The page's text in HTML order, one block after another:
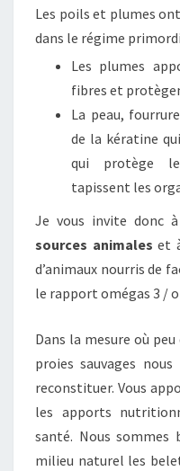
Les poils et plumes
dans le régime
Les plumes
fibres et
La peau,
de la kératine
qui protège
tapissent les
Je vous invite donc à
sources animales et
d’animaux nourris de
le rapport omégas 3 /
Dans la mesure où
proies sauvages
reconstituer. Vous
les apports
santé. Nous sommes
milieu naturel les